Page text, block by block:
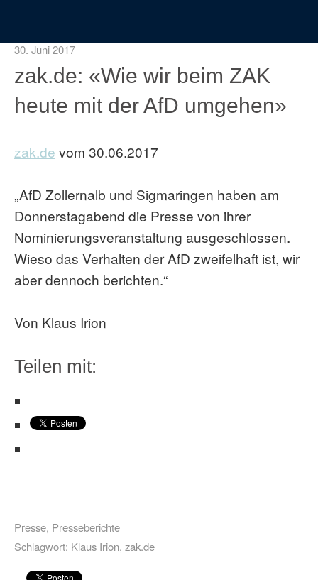
30. Juni 2017
zak.de: «Wie wir beim ZAK
heute mit der AfD umgehen»
zak.de vom 30.06.2017
„AfD Zollernalb und Sigmaringen haben am
Donnerstagabend die Presse von ihrer
Nominierungsveranstaltung ausgeschlossen.
Wieso das Verhalten der AfD zweifelhaft ist, wir
aber dennoch berichten.“
Von Klaus Irion
Teilen mit:
Presse, Presseberichte
Schlagwort: Klaus Irion, zak.de